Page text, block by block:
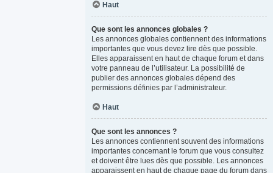
Haut
Que sont les annonces globales ?
Les annonces globales contiennent des informations
importantes que vous devez lire dès que possible.
Elles apparaissent en haut de chaque forum et dans
votre panneau de l’utilisateur. La possibilité de
publier des annonces globales dépend des
permissions définies par l’administrateur.
Haut
Que sont les annonces ?
Les annonces contiennent souvent des informations
importantes concernant le forum que vous consultez
et doivent être lues dès que possible. Les annonces
apparaissent en haut de chaque page du forum dans